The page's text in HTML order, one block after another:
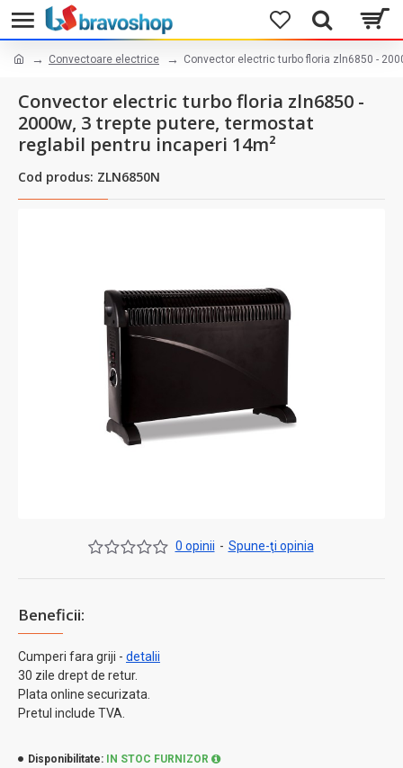
Convectoare electrice Convector electric turbo floria zln6850 -
Convector electric turbo floria zln6850 -
2000w, 3 trepte putere, termostat
reglabil pentru incaperi 14m²
Cod produs: ZLN6850N
Beneficii:
Cumperi fara griji - detalii
30 zile drept de retur.
Plata online securizata.
Pretul include TVA.
0 opinii - Spune-ţi opinia
Disponibilitate:
IN STOC FURNIZOR